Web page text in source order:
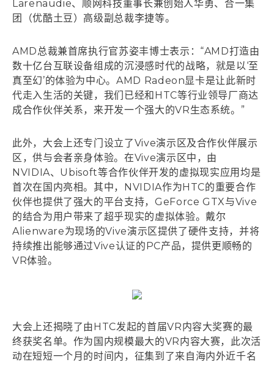
Larenaudie、顺网科技董事长兼创始人华勇、合一集
团（优酷土豆）高级副总裁李捷等。
AMD总裁兼首席执行官苏姿丰博士表示：“AMD打造由
数十亿台互联设备组成的沉浸感时代的战略，就是以‘至
真至幻’的体验为中心。AMD Radeon显卡是让此新时
代走入生活的关键，我们已经和HTC等行业领导厂商达
成合作伙伴关系，来开发一个强大的VR生态系统。”
此外，大会上还专门设立了Vive演示区及合作伙伴展示
区，供与会者亲身体验。在Vive演示区中，由
NVIDIA、Ubisoft等合作伙伴开发的虚拟现实应用均是
首次在国内亮相。其中，NVIDIA作为HTC的重要合作
伙伴也提供了强大的平台支持，GeForce GTX与Vive
的结合为用户带来了超乎现实的虚拟体验。戴尔
Alienware为现场的Vive演示区提供了硬件支持，并将
持续推出能够通过Vive认证的PC产品，提供更顺畅的
VR体验。
大会上还揭晓了由HTC发起的首届VR内容大奖赛的最
终获奖名单。作为国内规模最大的VR内容大赛，此次活
动在短短一个月的时间内，征集到了来自海内外近千名